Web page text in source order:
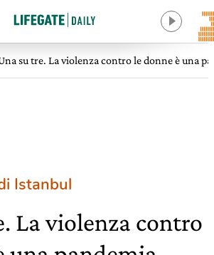
su tre. La violenza contro le donne è una
Istanbul
La violenza contro